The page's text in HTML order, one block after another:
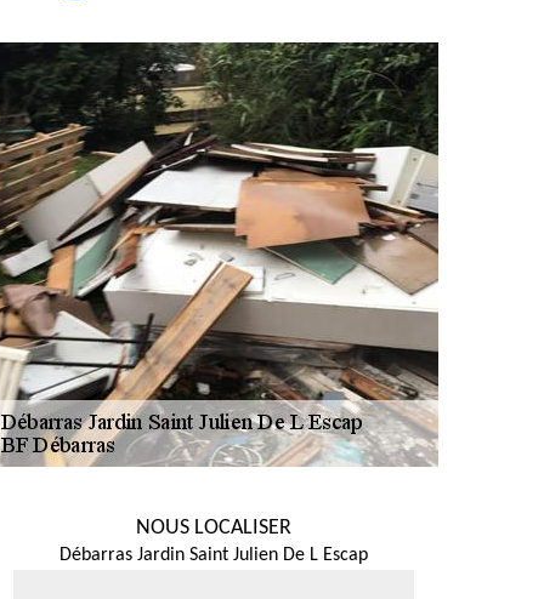
NOUS LOCALISER
Débarras Jardin Saint Julien De L Escap